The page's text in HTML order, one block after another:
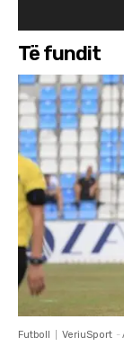
Të fundit
Futboll VeriuSport -